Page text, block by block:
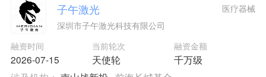
子午激光
深圳市子午激光科技有限公司
融资时间
2026-07-15
当前轮次
天使轮
融资金额
千万级
医疗器械